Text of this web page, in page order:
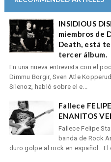
INSIDIOUS
miembros de
Death, está
tercer álbum.
En una nueva entrevista con el
Dimmu Borgir, Sven Atle
Silenoz, habló sobre el e...
Fallece
ENANITOS
Fallece Felipe
banda de Rock
duro golpe al rock en español. El